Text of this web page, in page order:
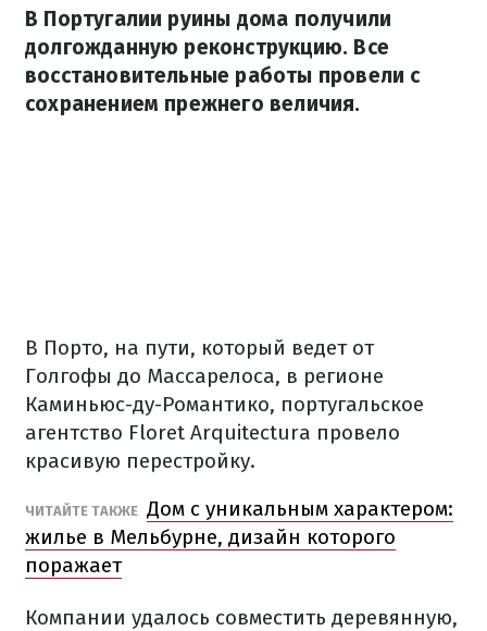
В Португалии руины дома получили
долгожданную реконструкцию. Все
восстановительные работы провели с
сохранением прежнего величия.
В Порто, на пути, который ведет от
Голгофы до Массарелоса, в регионе
Каминьюс-ду-Романтико, португальское
агентство Floret Arquitectura провело
красивую перестройку.
ЧИТАЙТЕ ТАКЖЕ Дом с уникальным характером:
жилье в Мельбурне, дизайн которого
поражает
Компании удалось совместить деревянную,